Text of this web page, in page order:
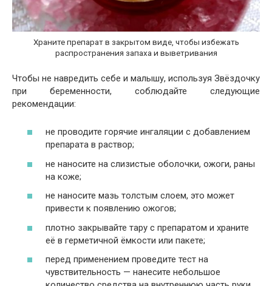
Храните препарат в закрытом виде, чтобы избежать
распространения запаха и выветривания
Чтобы не навредить себе и малышу, используя Звёздочку
при беременности, соблюдайте следующие
рекомендации:
не проводите горячие ингаляции с добавлением
препарата в раствор;
не наносите на слизистые оболочки, ожоги, раны
на коже;
не наносите мазь толстым слоем, это может
привести к появлению ожогов;
плотно закрывайте тару с препаратом и храните
её в герметичной ёмкости или пакете;
перед применением проведите тест на
чувствительность — нанесите небольшое